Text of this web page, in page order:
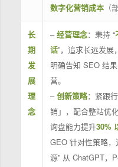
数字化营销成本（
长
期
发
展
理
念
–经营理念：秉持 “
话”，追求长远发展
明确告知 SEO 结
营。
–创新策略：紧跟
销」，配合整站优
询盘能力提升30%
GEO 针对性策略
源” 从 ChatGPT，